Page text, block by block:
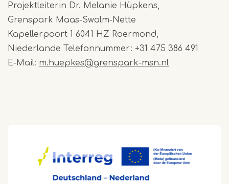
Projektleiterin Dr. Melanie Hüpkens,
Grenspark Maas-Swalm-Nette
Kapellerpoort 1 6041 HZ Roermond,
Niederlande Telefonnummer: +31 475 386 491
E-Mail: m.huepkes@grenspark-msn.nl